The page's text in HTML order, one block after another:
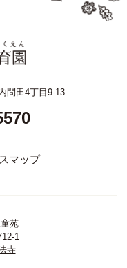
問田4丁目9-13
マップ
童苑
2712-1
寺